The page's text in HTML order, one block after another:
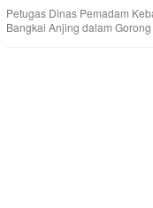
Petugas Dinas Pemadam
Bangkai Anjing dalam